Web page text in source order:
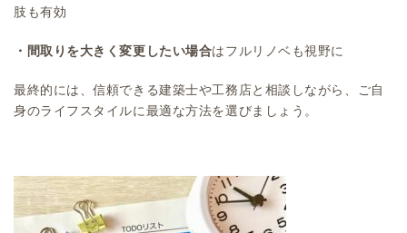
肢も有効
・間取りを大きく変更したい場合はフルリノベも視野に
最終的には、信頼できる建築士や工務店と相談しながら、ご自
身のライフスタイルに最適な方法を選びましょう。